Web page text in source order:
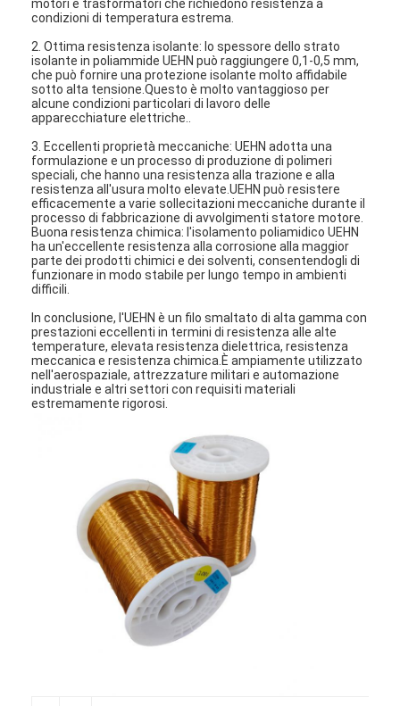
motori e trasformatori che richiedono resistenza a
condizioni di temperatura estrema.
2. Ottima resistenza isolante: lo spessore dello strato
isolante in poliammide UEHN può raggiungere 0,1-0,5 mm,
che può fornire una protezione isolante molto affidabile
sotto alta tensione.Questo è molto vantaggioso per
alcune condizioni particolari di lavoro delle
apparecchiature elettriche..
3. Eccellenti proprietà meccaniche: UEHN adotta una
formulazione e un processo di produzione di polimeri
speciali, che hanno una resistenza alla trazione e alla
resistenza all'usura molto elevate.UEHN può resistere
efficacemente a varie sollecitazioni meccaniche durante il
processo di fabbricazione di avvolgimenti statore motore.
Buona resistenza chimica: l'isolamento poliamidico UEHN
ha un'eccellente resistenza alla corrosione alla maggior
parte dei prodotti chimici e dei solventi, consentendogli di
funzionare in modo stabile per lungo tempo in ambienti
difficili.
In conclusione, l'UEHN è un filo smaltato di alta gamma con
prestazioni eccellenti in termini di resistenza alle alte
temperature, elevata resistenza dielettrica, resistenza
meccanica e resistenza chimica.È ampiamente utilizzato
nell'aerospaziale, attrezzature militari e automazione
industriale e altri settori con requisiti materiali
estremamente rigorosi.